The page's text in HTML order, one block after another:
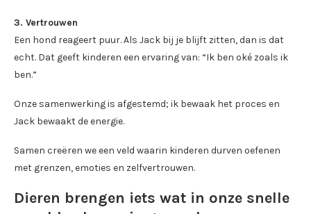
3. Vertrouwen
Een hond reageert puur. Als Jack bij je blijft zitten, dan is dat
echt. Dat geeft kinderen een ervaring van: “Ik ben oké zoals ik
ben.”
Onze samenwerking is afgestemd; ik bewaak het proces en
Jack bewaakt de energie.
Samen creëren we een veld waarin kinderen durven oefenen
met grenzen, emoties en zelfvertrouwen.
Dieren brengen iets wat in onze snelle